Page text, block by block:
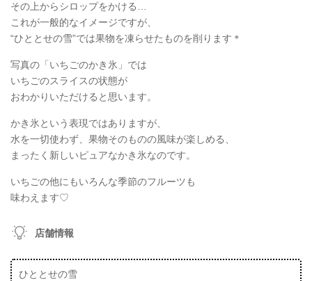
その上からシロップをかける…
これが一般的なイメージですが、
“ひととせの雪”では果物を凍らせたものを削ります＊
写真の「いちごのかき氷」では
いちごのスライスの状態が
おわかりいただけると思います。
かき氷という表現ではありますが、
水を一切使わず、果物そのものの風味が楽しめる、
まったく新しいピュアなかき氷なのです。
いちごの他にもいろんな季節のフルーツも
味わえます♡
店舗情報
ひととせの雪